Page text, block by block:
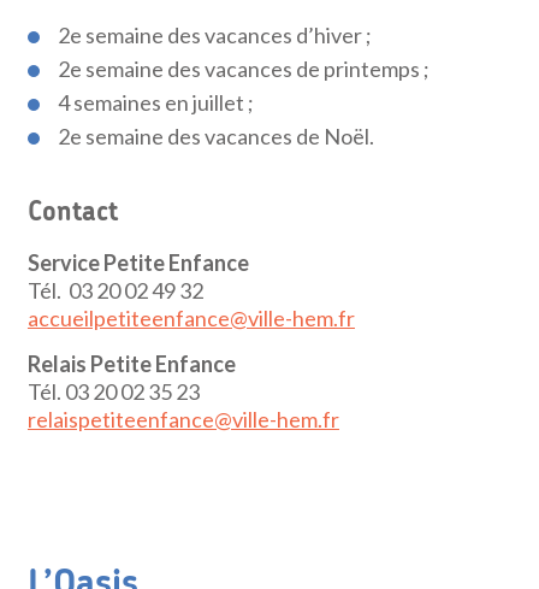
2e semaine des vacances d’hiver ;
2e semaine des vacances de printemps ;
4 semaines en juillet ;
2e semaine des vacances de Noël.
Contact
Service Petite Enfance
Tél. 03 20 02 49 32
accueilpetiteenfance@ville-hem.fr
Relais Petite Enfance
Tél. 03 20 02 35 23
relaispetiteenfance@ville-hem.fr